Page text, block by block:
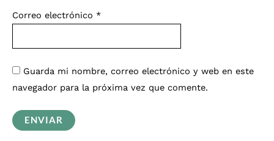
Correo electrónico *
Guarda mi nombre, correo electrónico y web en este
navegador para la próxima vez que comente.